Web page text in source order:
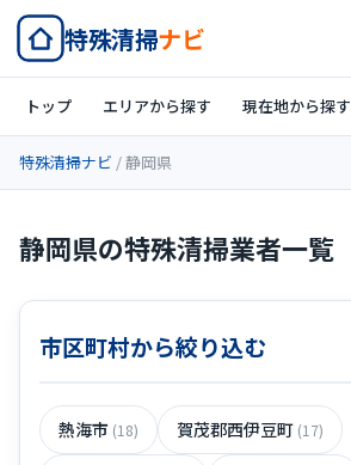
特殊清掃ナビ
トップ エリアから探す 現在地から探す
特殊清掃ナビ / 静岡県
静岡県の特殊清掃業者一覧
市区町村から絞り込む
熱海市 (18) 賀茂郡西伊豆町 (17)